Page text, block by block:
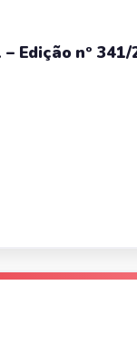
Edição nº 341/